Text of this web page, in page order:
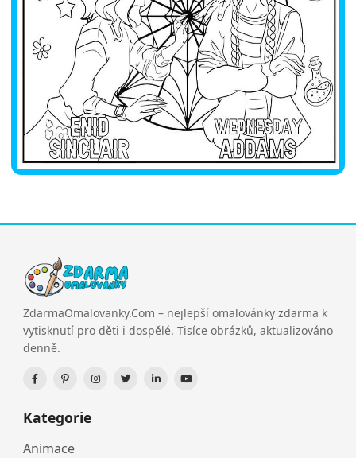
ZdarmaOmalovanky.Com – nejlepší omalovánky zdarma k
vytisknutí pro děti i dospělé. Tisíce obrázků, aktualizováno
denně.
Kategorie
Animace